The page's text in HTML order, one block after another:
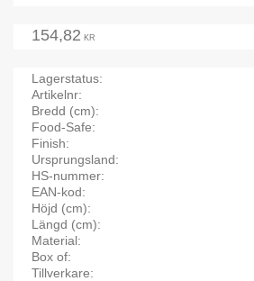
154,82 KR
Lagerstatus
Artikelnr
Bredd (cm)
Food-Safe
Finish
Ursprungsland
HS-nummer
EAN-kod
Höjd (cm)
Längd (cm)
Material
Box of
Tillverkare